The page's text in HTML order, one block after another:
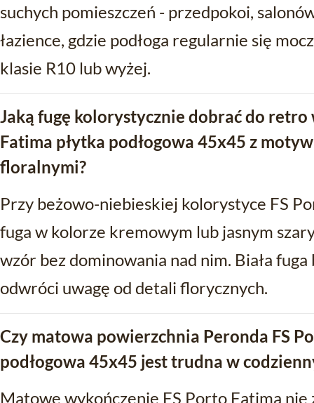
suchych pomieszczeń - przedpokoi,
łazience, gdzie podłoga regularnie się
klasie R10 lub wyżej.
Jaką fugę kolorystycznie dobrać do retro
Fatima płytka podłogowa 45x45 z
floralnymi?
Przy beżowo-niebieskiej kolorystyce FS
fuga w kolorze kremowym lub jasnym
wzór bez dominowania nad nim. Biała
odwróci uwagę od detali florycznych.
Czy matowa powierzchnia Peronda FS
podłogowa 45x45 jest trudna w
Matowe wykończenie FS Porto Fatima